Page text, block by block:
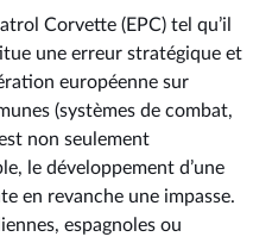
Corvette (EPC) tel qu’il
une erreur stratégique et
européenne sur
(systèmes de combat,
non seulement
le développement d’une
en revanche une impasse.
espagnoles ou